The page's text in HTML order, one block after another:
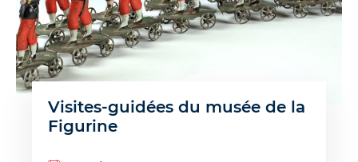
Visites-guidées du musée de la
Figurine